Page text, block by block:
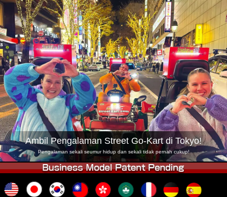
UTAMA
Tentang Spesifikasi Harga
Akses Suara Soalan Lazim
Syarikat Tempahan
Tukar Kedai
Tokyo Shinagawa Tokyo Akihabara#1
Tokyo Akihabara#2 Tokyo Shibuya
Tokyo Shibuya Annex Tokyo Bay
Tokyo Asakusa Osaka
Okinawa
Ambil Pengalaman Street Go-Kart di Tokyo!
Pengalaman sekali seumur hidup dan sekali tidak pernah cukup!